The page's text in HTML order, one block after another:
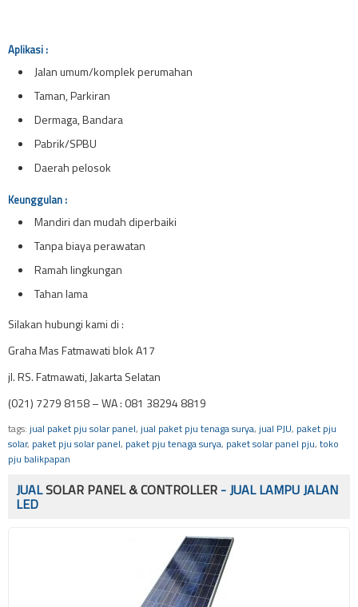
Aplikasi :
Jalan umum/komplek perumahan
Taman, Parkiran
Dermaga, Bandara
Pabrik/SPBU
Daerah pelosok
Keunggulan :
Mandiri dan mudah diperbaiki
Tanpa biaya perawatan
Ramah lingkungan
Tahan lama
Silakan hubungi kami di :
Graha Mas Fatmawati blok A17
jl. RS. Fatmawati, Jakarta Selatan
(021) 7279 8158 – WA : 081 38294 8819
tags: jual paket pju solar panel, jual paket pju tenaga surya, jual PJU, paket pju
solar, paket pju solar panel, paket pju tenaga surya, paket solar panel pju, toko
pju balikpapan
JUALSOLAR PANEL & CONTROLLER - JUAL LAMPU JALAN
LED